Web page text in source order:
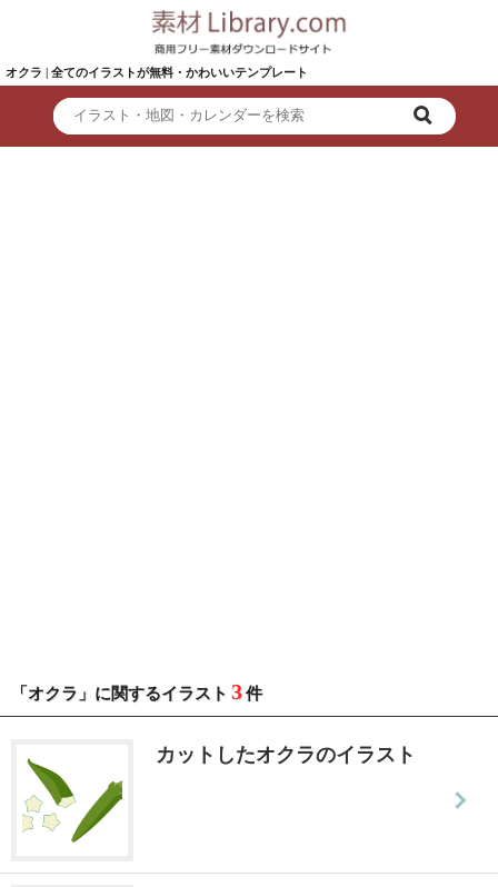
オクラ | 全てのイラストが無料・かわいいテンプレート
「オクラ」に関するイラスト 3件
カットしたオクラのイラスト